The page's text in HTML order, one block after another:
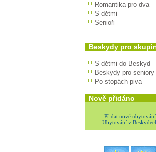
Romantika pro dva
S dětmi
Senioři
Beskydy pro
S dětmi do Beskyd
Beskydy pro seniory
Po stopách piva
Nově přidáno
Přidat nové ubytování
Ubytování v